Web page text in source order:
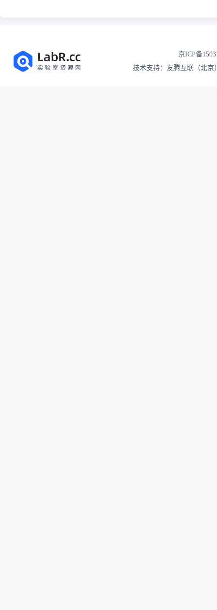
京ICP备
技术支持：友腾互联（北京